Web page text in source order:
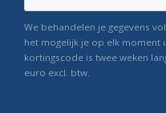
We behandelen je gegevens
het mogelijk je op elk moment
kortingscode is twee weken
euro excl. btw.